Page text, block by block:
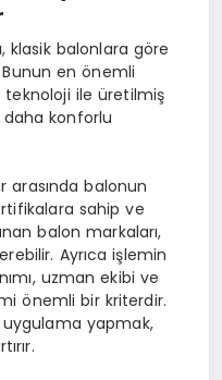
klasik balonlara göre
Bunun en önemli
ile üretilmiş
konforlu
arasında balonun
sahip ve
balon markaları,
Ayrıca işlemin
uzman ekibi ve
önemli bir kriterdir.
yapmak,